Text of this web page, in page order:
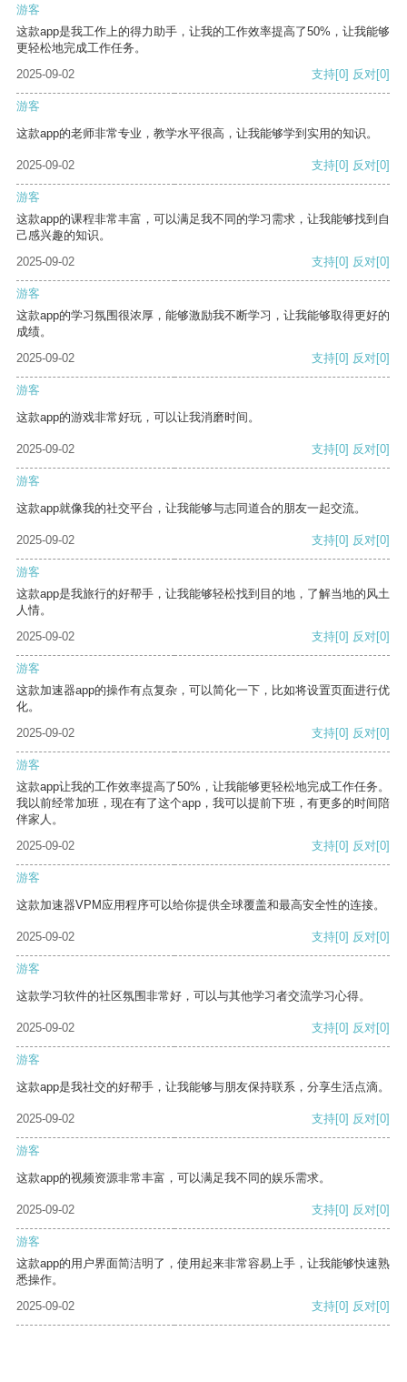
游客
这款app是我工作上的得力助手，让我的工作效率提高了50%，让我能够
更轻松地完成工作任务。
2025-09-02
支持[0] 反对[0]
游客
这款app的老师非常专业，教学水平很高，让我能够学到实用的知识。
2025-09-02 支持[0] 反对[0]
游客
这款app的课程非常丰富，可以满足我不同的学习需求，让我能够找到自
己感兴趣的知识。
2025-09-02
支持[0] 反对[0]
游客
这款app的学习氛围很浓厚，能够激励我不断学习，让我能够取得更好的
成绩。
2025-09-02
支持[0] 反对[0]
游客
这款app的游戏非常好玩，可以让我消磨时间。
2025-09-02 支持[0] 反对[0]
游客
这款app就像我的社交平台，让我能够与志同道合的朋友一起交流。
2025-09-02 支持[0] 反对[0]
游客
这款app是我旅行的好帮手，让我能够轻松找到目的地，了解当地的风土
人情。
2025-09-02
支持[0] 反对[0]
游客
这款加速器app的操作有点复杂，可以简化一下，比如将设置页面进行优
化。
2025-09-02
支持[0] 反对[0]
游客
这款app让我的工作效率提高了50%，让我能够更轻松地完成工作任务。
我以前经常加班，现在有了这个app，我可以提前下班，有更多的时间陪
伴家人。
2025-09-02
支持[0] 反对[0]
游客
这款加速器VPM应用程序可以给你提供全球覆盖和最高安全性的连接。
2025-09-02 支持[0] 反对[0]
游客
这款学习软件的社区氛围非常好，可以与其他学习者交流学习心得。
2025-09-02 支持[0] 反对[0]
游客
这款app是我社交的好帮手，让我能够与朋友保持联系，分享生活点滴。
2025-09-02 支持[0] 反对[0]
游客
这款app的视频资源非常丰富，可以满足我不同的娱乐需求。
2025-09-02 支持[0] 反对[0]
游客
这款app的用户界面简洁明了，使用起来非常容易上手，让我能够快速熟
悉操作。
2025-09-02
支持[0] 反对[0]